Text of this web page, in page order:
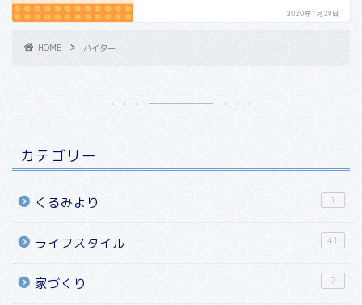
2020年1月29日
HOME ハイター
カテゴリー
くるみより 1
ライフスタイル 41
家づくり 7